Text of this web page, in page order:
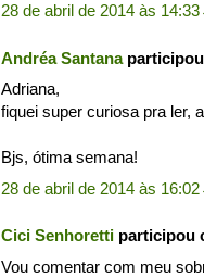
28 de abril de 2014 às 14:33
Andréa Santanaparticipou
Adriana,
fiquei super curiosa pra ler,
Bjs, ótima semana!
28 de abril de 2014 às 16:02
Cici Senhoretti participou
Vou comentar com meu